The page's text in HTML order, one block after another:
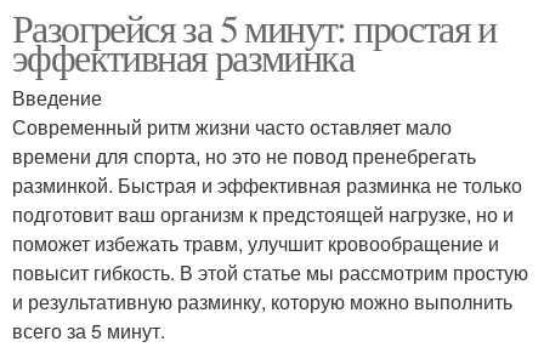
Разогрейся за 5 минут: простая и
эффективная разминка
Введение
Современный ритм жизни часто оставляет мало
времени для спорта, но это не повод пренебрегать
разминкой. Быстрая и эффективная разминка не только
подготовит ваш организм к предстоящей нагрузке, но и
поможет избежать травм, улучшит кровообращение и
повысит гибкость. В этой статье мы рассмотрим простую
и результативную разминку, которую можно выполнить
всего за 5 минут.